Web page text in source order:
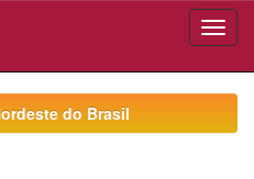
do Brasil